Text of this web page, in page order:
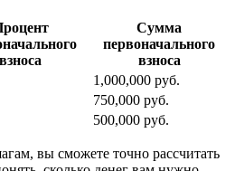
взноса
Сумма
первоначального
взноса
1,000,000 руб.
750,000 руб.
500,000 руб.
вы сможете точно рассчитать